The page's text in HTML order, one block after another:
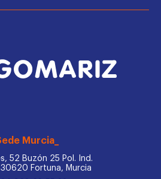
Murcia_
52 Buzón 25 Pol. Ind.
Fortuna, Murcia